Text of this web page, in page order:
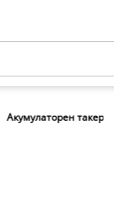
Акумулаторен такер